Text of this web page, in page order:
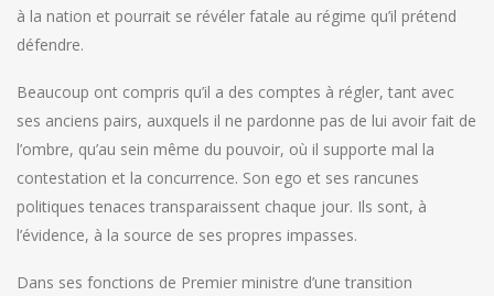
à la nation et pourrait se révéler fatale au régime qu’il prétend
défendre.
Beaucoup ont compris qu’il a des comptes à régler, tant avec
ses anciens pairs, auxquels il ne pardonne pas de lui avoir fait de
l’ombre, qu’au sein même du pouvoir, où il supporte mal la
contestation et la concurrence. Son ego et ses rancunes
politiques tenaces transparaissent chaque jour. Ils sont, à
l’évidence, à la source de ses propres impasses.
Dans ses fonctions de Premier ministre d’une transition